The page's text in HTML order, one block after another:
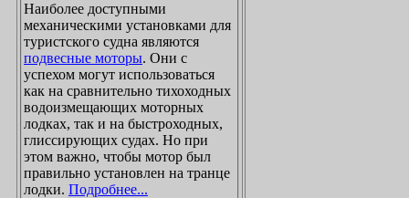
Наиболее доступными
механическими установками для
туристского судна являются
подвесные моторы. Они с
успехом могут использоваться
как на сравнительно тихоходных
водоизмещающих моторных
лодках, так и на быстроходных,
глиссирующих судах. Но при
этом важно, чтобы мотор был
правильно установлен на транце
лодки. Подробнее...